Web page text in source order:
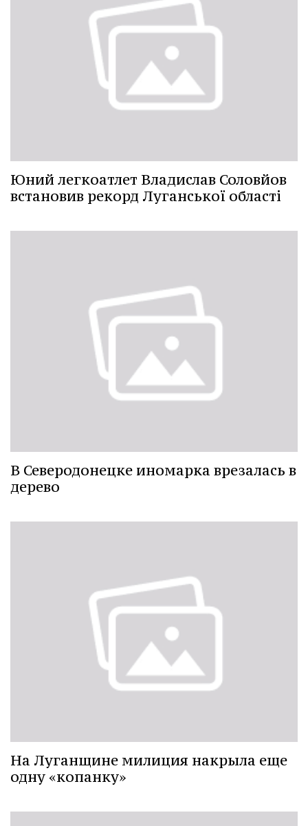
Юний легкоатлет Владислав Соловйов
встановив рекорд Луганської області
В Северодонецке иномарка врезалась в
дерево
На Луганщине милиция накрыла еще
одну «копанку»